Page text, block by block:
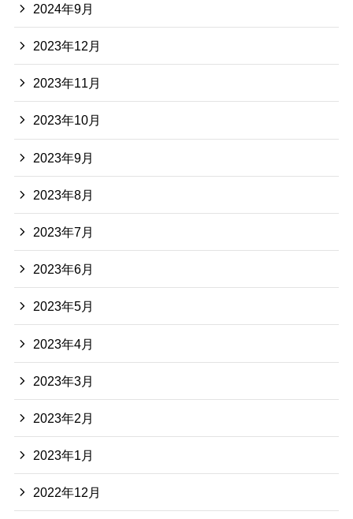
2024年9月
2023年12月
2023年11月
2023年10月
2023年9月
2023年8月
2023年7月
2023年6月
2023年5月
2023年4月
2023年3月
2023年2月
2023年1月
2022年12月